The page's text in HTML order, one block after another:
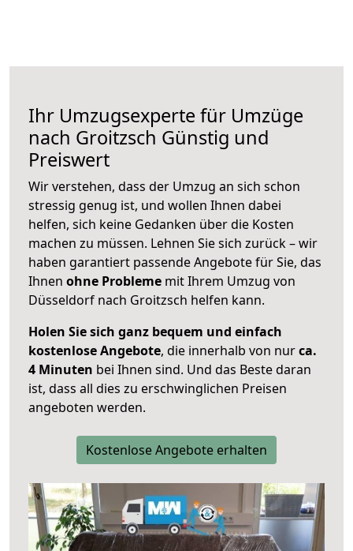
Ihr Umzugsexperte für Umzüge
nach Groitzsch Günstig und
Preiswert
Wir verstehen, dass der Umzug an sich schon
stressig genug ist, und wollen Ihnen dabei
helfen, sich keine Gedanken über die Kosten
machen zu müssen. Lehnen Sie sich zurück – wir
haben garantiert passende Angebote für Sie, das
Ihnen ohne Probleme mit Ihrem Umzug von
Düsseldorf nach Groitzsch helfen kann.
Holen Sie sich ganz bequem und einfach
kostenlose Angebote, die innerhalb von nurca.
4 Minuten bei Ihnen sind. Und das Beste daran
ist, dass all dies zu erschwinglichen Preisen
angeboten werden.
Kostenlose Angebote erhalten